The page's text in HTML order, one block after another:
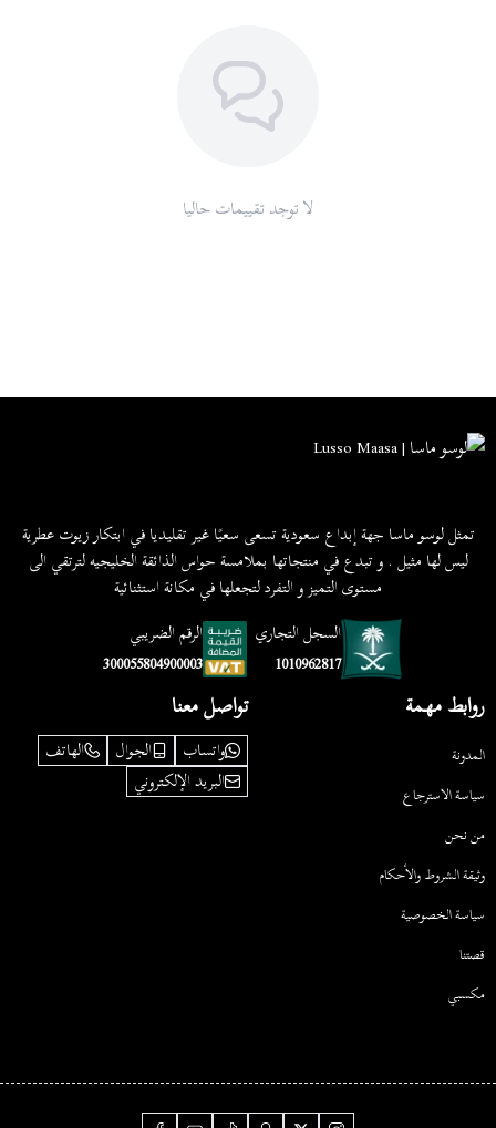
لا توجد تقييمات حاليا
تمثل لوسو ماسا جهة إبداع سعودية تسعى سعيًا غير تقليديا في ابتكار زيوت عطرية
ليس لها مثيل . و تبدع في منتجاتها بملامسة حواس الذائقة الخليجيه لترتقي الى
مستوى التميز و التفرد لتجعلها في مكانة استثنائية
السجل التجاري
1010962817
الرقم الضريبي
300055804900003
روابط مهمة
المدونة
سياسة الاسترجاع
من نحن
وثيقة الشروط والأحكام
سياسة الخصوصية
قصتنا
مكسبي
تواصل معنا
واتساب الجوال
الهاتف
البريد الإلكتروني